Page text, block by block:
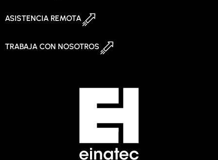
ASISTENCIA REMOTA
TRABAJA CON NOSOTROS